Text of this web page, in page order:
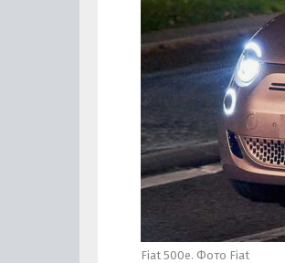
Fiat 500e. Фото Fiat